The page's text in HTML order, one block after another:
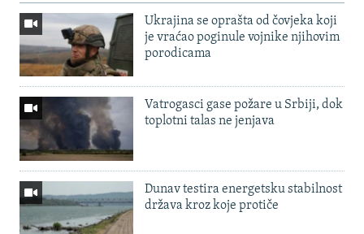
Ukrajina se oprašta od čovjeka koji
je vraćao poginule vojnike njihovim
porodicama
Vatrogasci gase požare u Srbiji, dok
toplotni talas ne jenjava
Dunav testira energetsku stabilnost
država kroz koje protiče